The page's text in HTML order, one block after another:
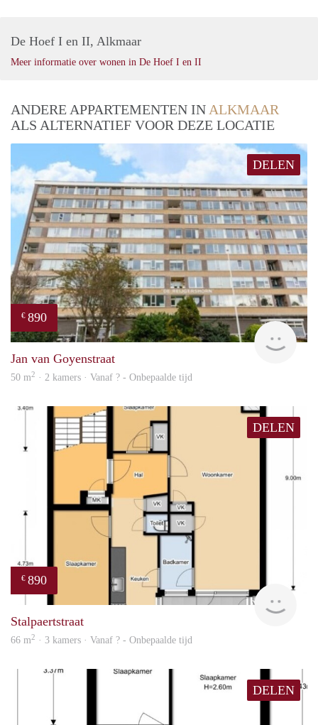
De Hoef I en II, Alkmaar
Meer informatie over wonen in De Hoef I en II
ANDERE APPARTEMENTEN IN ALKMAAR
ALS ALTERNATIEF VOOR DEZE LOCATIE
DELEN
€ 890
Jan van Goyenstraat
50 m2 · 2 kamers · Vanaf ? - Onbepaalde tijd
DELEN
€ 890
Stalpaertstraat
66 m2 · 3 kamers · Vanaf ? - Onbepaalde tijd
DELEN